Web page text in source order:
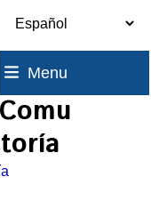
Menu